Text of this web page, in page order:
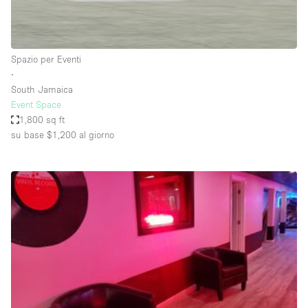
Elettricità
Esposizione di Automobili
Illuminazione
Impianto audiovisivo
Industriale
Licenza per Liquori
Livello strada
Luce Diurna
Parcheggio privato
Spazio per Eventi
∙
South Jamaica
Event Space
1,800 sq ft
su base $1,200 al giorno